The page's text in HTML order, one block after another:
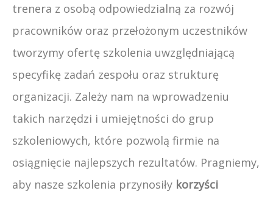
trenera z osobą odpowiedzialną za rozwój
pracowników oraz przełożonym uczestników
tworzymy ofertę szkolenia uwzględniającą
specyfikę zadań zespołu oraz strukturę
organizacji. Zależy nam na wprowadzeniu
takich narzędzi i umiejętności do grup
szkoleniowych, które pozwolą firmie na
osiągnięcie najlepszych rezultatów. Pragniemy,
aby nasze szkolenia przynosiły korzyści